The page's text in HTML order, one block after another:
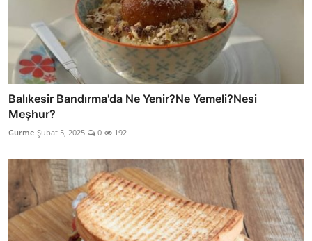
Balıkesir Bandırma'da Ne Yenir?Ne Yemeli?Nesi
Meşhur?
Gurme Şubat 5, 2025 0 192